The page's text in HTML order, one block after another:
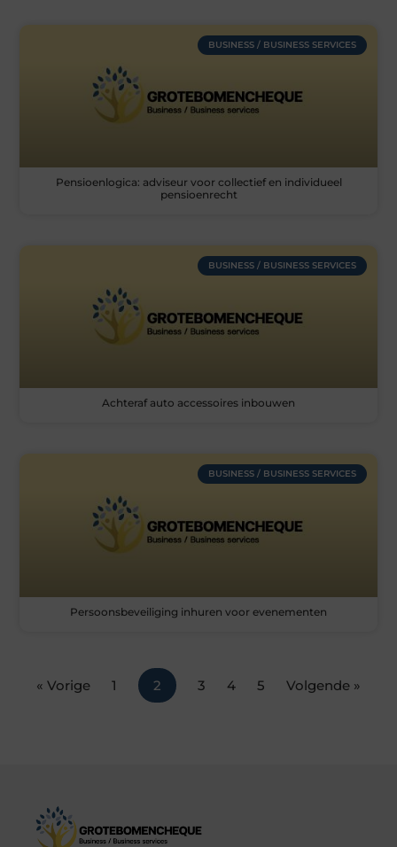
BUSINESS / BUSINESS SERVICES
Pensioenlogica: adviseur voor collectief en individueel
pensioenrecht
BUSINESS / BUSINESS SERVICES
Achteraf auto accessoires inbouwen
BUSINESS / BUSINESS SERVICES
Persoonsbeveiliging inhuren voor evenementen
« Vorige 1 2 3 4 5 Volgende »